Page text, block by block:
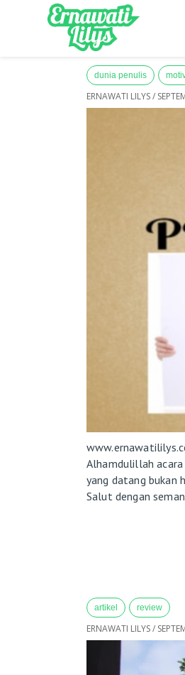
Home»
dunia penulis
ERNAWATI LILYS/
Alhamdulillah
yang datang bukan
Salut dengan
artikel review
ERNAWATI LILYS/